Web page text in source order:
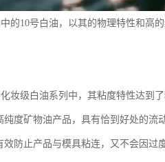
的10号白油，以其的物理特性和高
妆级白油系列中，其粘度特性达到了
度矿物油产品，具有恰到好处的流
防止产品与模具粘连，又不会因过